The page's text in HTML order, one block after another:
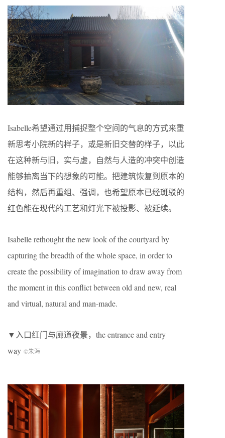
Isabelle希望通过用捕捉整个空间的气息的方式来重
新思考小院新的样子，或是新旧交替的样子，以此
在这种新与旧，实与虚，自然与人造的冲突中创造
能够抽离当下的想象的可能。把建筑恢复到原本的
结构，然后再重组、强调，也希望原本已经斑驳的
红色能在现代的工艺和灯光下被投影、被延续。
Isabelle rethought the new look of the courtyard by
capturing the breadth of the whole space, in order to
create the possibility of imagination to draw away from
the moment in this conflict between old and new, real
and virtual, natural and man-made.
▼入口红门与廊道夜景，the entrance and entry
way ©朱海